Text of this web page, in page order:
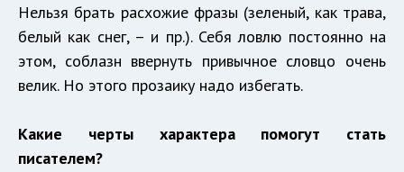
Нельзя брать расхожие фразы (зеленый, как трава,
белый как снег, – и пр.). Себя ловлю постоянно на
этом, соблазн ввернуть привычное словцо очень
велик. Но этого прозаику надо избегать.
Какие черты характера помогут стать
писателем?